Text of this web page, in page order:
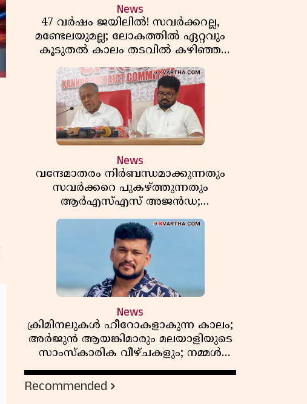
News
47 വർഷം ജയിലിൽ! സവർക്കറല്ല,
മണ്ടേലയുമല്ല; ലോകത്തിൽ ഏറ്റവും
കൂടുതൽ കാലം തടവിൽ കഴിഞ്ഞ
രാഷ്ട്രീയ തടവുകാരൻ ഇദ്ദേഹം! ഒരു
ഇന്ത്യൻ സ്വാതന്ത്ര്യസമര സേനാനിയുടെ
വേറിട്ട കഥ
News
വന്ദേമാതരം നിർബന്ധമാക്കുന്നതും
സവർക്കറെ പുകഴ്ത്തുന്നതും
ആർഎസ്എസ് അജൻഡ;
സർക്കാരിനെതിരെ പിണറായി വിജയൻ
News
ക്രിമിനലുകൾ ഹീറോകളാകുന്ന കാലം;
അർജുൻ ആയങ്കിമാരും മലയാളിയുടെ
സാംസ്കാരിക വീഴ്ചകളും; നമ്മൾ
എങ്ങോട്ടാണ് പോകുന്നത്
Recommended